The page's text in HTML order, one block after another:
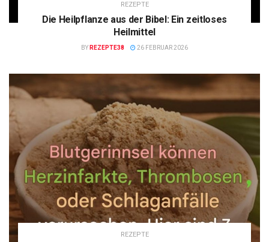
REZEPTE
Die Heilpflanze aus der Bibel: Ein zeitloses
Heilmittel
BY REZEPTE38 26 FEBRUAR 2026
REZEPTE